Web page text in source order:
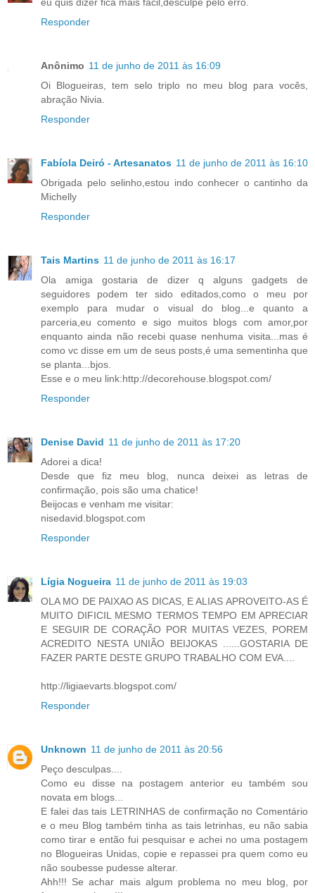
Responder
Anônimo 11 de junho de 2011 às 16:09
Oi Blogueiras, tem selo triplo no meu blog para vocês,
abração Nivia.
Responder
Fabíola Deiró - Artesanatos 11 de junho de 2011 às 16:10
Obrigada pelo selinho,estou indo conhecer o cantinho da
Michelly
Responder
Tais Martins 11 de junho de 2011 às 16:17
Ola amiga gostaria de dizer q alguns gadgets de
seguidores podem ter sido editados,como o meu por
exemplo para mudar o visual do blog...e quanto a
parceria,eu comento e sigo muitos blogs com amor,por
enquanto ainda não recebi quase nenhuma visita...mas é
como vc disse em um de seus posts,é uma sementinha que
se planta...bjos.
Esse e o meu link:http://decorehouse.blogspot.com/
Responder
Denise David 11 de junho de 2011 às 17:20
Adorei a dica!
Desde que fiz meu blog, nunca deixei as letras de
confirmação, pois são uma chatice!
Beijocas e venham me visitar:
nisedavid.blogspot.com
Responder
Lígia Nogueira 11 de junho de 2011 às 19:03
OLA MO DE PAIXAO AS DICAS, E ALIAS APROVEITO-AS É
MUITO DIFICIL MESMO TERMOS TEMPO EM APRECIAR
E SEGUIR DE CORAÇÃO POR MUITAS VEZES, POREM
ACREDITO NESTA UNIÃO BEIJOKAS ......GOSTARIA DE
FAZER PARTE DESTE GRUPO TRABALHO COM EVA....
http://ligiaevarts.blogspot.com/
Responder
Unknown 11 de junho de 2011 às 20:56
Peço desculpas....
Como eu disse na postagem anterior eu também sou
novata em blogs...
E falei das tais LETRINHAS de confirmação no Comentário
e o meu Blog também tinha as tais letrinhas, eu não sabia
como tirar e então fui pesquisar e achei no uma postagem
no Blogueiras Unidas, copie e repassei pra quem como eu
não soubesse pudesse alterar.
Ahh!!! Se achar mais algum problema no meu blog, por